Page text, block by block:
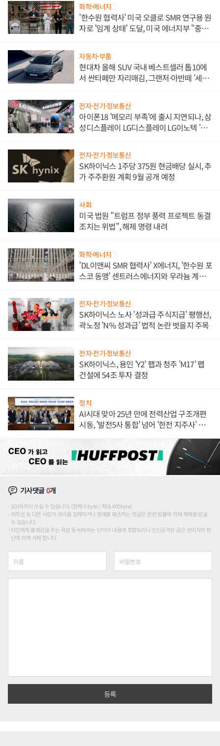
화학·에너지
'한수원 협력사' 미국 오클로 SMR 연구용 원
자로 '임계 상태' 도달, 미국 에너지부 "중요
자동차·부품
현대차 올해 SUV 국내 베스트셀러 톱10에
서 싼타페만 자리매김, 그랜저·아반떼 '세단
전자·전기·정보통신
아이폰18 '메모리 부족'에 출시 지연되나, 삼
성디스플레이 LG디스플레이 LG이노텍 '탈
전자·전기·정보통신
SK하이닉스 1주당 375원 현금배당 실시, 추
가 주주환원 계획 9월 공개 예정
사회
미국 법원 "트럼프 정부 풍력 프로젝트 동결
조치는 위법", 해제 명령 내려
화학·에너지
'DL이앤씨 SMR 협력사' X에너지, '한수원 포
스코 동맹' 센트러스에너지와 우라늄 계약
전자·전기·정보통신
SK하이닉스 노사 '성과급 주식지급' 평행선,
곽노정 'N% 성과급' 법적 논란 벗을지 주목
전자·전기·정보통신
SK하이닉스, 용인 'Y2' 팹과 청주 'M17' 팹
건설에 54조 투자 결정
정치
AI시대 맞아 25년 만에 전력산업 구조개편
시동, '발전5사 통합' 넘어 '한전 지주사' 재편
기사댓글0개
200자까지 쓰실 수 있습니다. (현재 0 byte / 최대 400byte)
저작권 등 다른 사람의 권리를 침해하거나 명예를 훼손하는 댓글은 관련 법률에 의해 제재를 받을
수 있습니다.
타인에게 불쾌감을 주는 욕설 등 비하하는 단어가 내용에 포함되거나 인신공격성 글은 관리자의 판
단에 의해 삭제 합니다.